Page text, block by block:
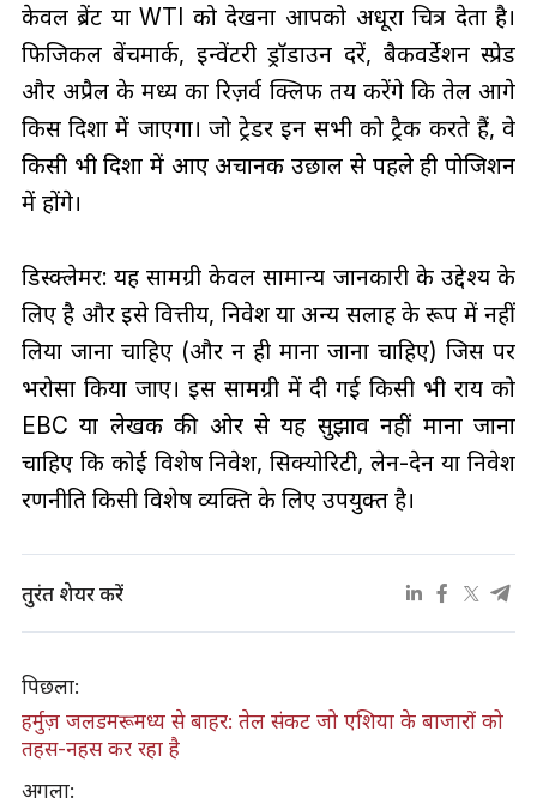
केवल ब्रेंट या WTI को देखना आपको अधूरा चित्र देता है।
फिजिकल बेंचमार्क, इन्वेंटरी ड्रॉडाउन दरें, बैकवर्डेशन स्प्रेड
और अप्रैल के मध्य का रिज़र्व क्लिफ तय करेंगे कि तेल आगे
किस दिशा में जाएगा। जो ट्रेडर इन सभी को ट्रैक करते हैं, वे
किसी भी दिशा में आए अचानक उछाल से पहले ही पोजिशन
में होंगे।
डिस्क्लेमर: यह सामग्री केवल सामान्य जानकारी के उद्देश्य के
लिए है और इसे वित्तीय, निवेश या अन्य सलाह के रूप में नहीं
लिया जाना चाहिए (और न ही माना जाना चाहिए) जिस पर
भरोसा किया जाए। इस सामग्री में दी गई किसी भी राय को
EBC या लेखक की ओर से यह सुझाव नहीं माना जाना
चाहिए कि कोई विशेष निवेश, सिक्योरिटी, लेन-देन या निवेश
रणनीति किसी विशेष व्यक्ति के लिए उपयुक्त है।
तुरंत शेयर करें
पिछला:
हर्मुज़ जलडमरूमध्य से बाहर: तेल संकट जो एशिया के बाजारों को
तहस-नहस कर रहा है
अगला: